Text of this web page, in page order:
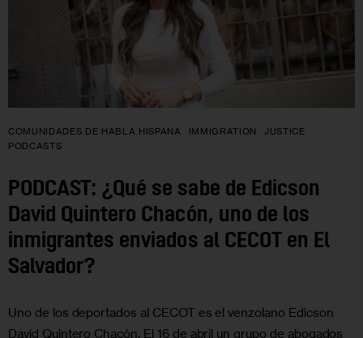
COMUNIDADES DE HABLA HISPANA IMMIGRATION
JUSTICE
PODCASTS
PODCAST: ¿Qué se sabe de Edicson
David Quintero Chacón, uno de los
inmigrantes enviados al CECOT en El
Salvador?
Uno de los deportados al CECOT es el venzolano Edicson
David Quintero Chacón. El 16 de abril un grupo de abogados